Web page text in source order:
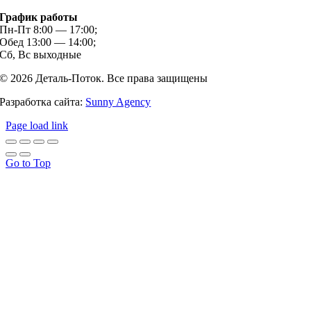
График работы
Пн-Пт 8:00 — 17:00;
Обед 13:00 — 14:00;
Сб, Вс выходные
© 2026 Деталь-Поток. Все права защищены
Разработка сайта: Sunny Agency
Page load link
Go to Top